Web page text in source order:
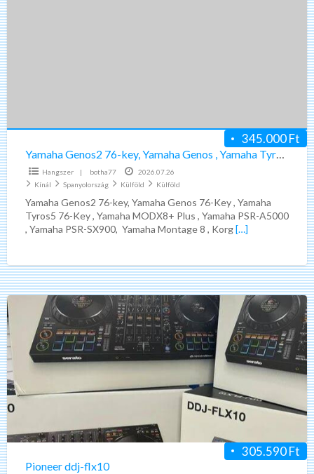
Genos2
76-
key,
Yamaha
Genos
,
Yamaha
Tyros5
,
Yamaha
modx8+
Plus
345.000 Ft
Yamaha Genos2 76-key, Yamaha Genos , Yamaha Tyros5 , Yamaha modx8+ Plus
Hangszer | botha77
2026.07.26
Kínál
Spanyolország Külföld Külföld
Yamaha Genos2 76-key, Yamaha Genos 76-Key , Yamaha
Tyros5 76-Key , Yamaha MODX8+ Plus , Yamaha PSR-A5000
, Yamaha PSR-SX900, Yamaha Montage 8 , Korg[…]
Pioneer
ddj-
flx10
305.590 Ft
Pioneer ddj-flx10